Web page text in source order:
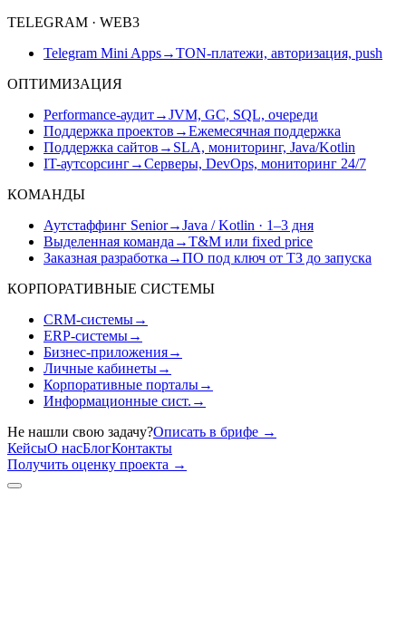
TELEGRAM · WEB3
Telegram Mini Apps→TON-платежи, авторизация, push
ОПТИМИЗАЦИЯ
Performance-аудит→JVM, GC, SQL, очереди
Поддержка проектов →Ежемесячная поддержка
Поддержка сайтов → SLA, мониторинг, Java/Kotlin
IT-аутсорсинг→Серверы, DevOps, мониторинг 24/7
КОМАНДЫ
Аутстаффинг Senior→Java / Kotlin · 1–3 дня
Выделенная команда →T&M или fixed price
Заказная разработка →ПО под ключ от ТЗ до запуска
КОРПОРАТИВНЫЕ СИСТЕМЫ
CRM-системы→
ERP-системы→
Бизнес-приложения→
Личные кабинеты→
Корпоративные порталы→
Информационные сист. →
Не нашли свою задачу?Описать в брифе →
КейсыО насБлогКонтакты
Получить оценку проекта →